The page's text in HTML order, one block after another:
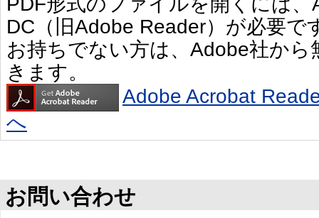
DC（旧Adobe Reader）が必要で
お持ちでない方は、Adobe社か
きます。
Adobe Acrobat
へ
お問い合わせ